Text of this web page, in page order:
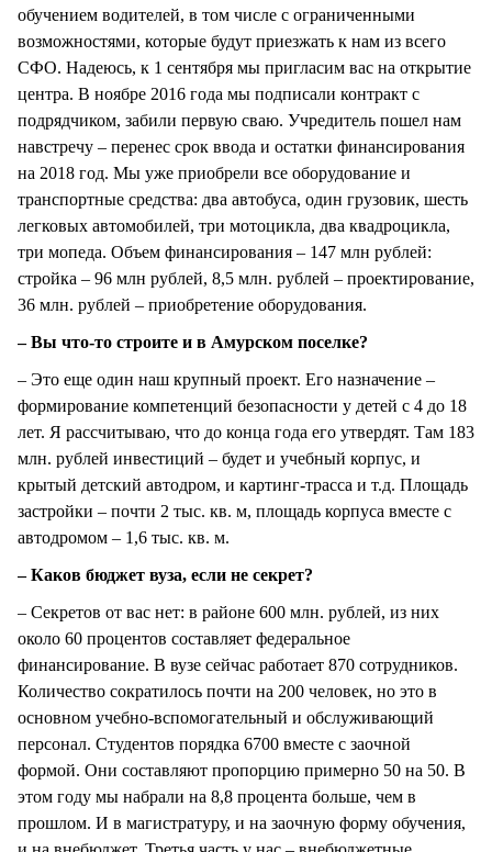
обучением водителей, в том числе с ограниченными
возможностями, которые будут приезжать к нам из всего
СФО. Надеюсь, к 1 сентября мы пригласим вас на открытие
центра. В ноябре 2016 года мы подписали контракт с
подрядчиком, забили первую сваю. Учредитель пошел нам
навстречу – перенес срок ввода и остатки финансирования
на 2018 год. Мы уже приобрели все оборудование и
транспортные средства: два автобуса, один грузовик, шесть
легковых автомобилей, три мотоцикла, два квадроцикла,
три мопеда. Объем финансирования – 147 млн рублей:
стройка – 96 млн рублей, 8,5 млн. рублей – проектирование,
36 млн. рублей – приобретение оборудования.
– Вы что-то строите и в Амурском поселке?
– Это еще один наш крупный проект. Его назначение –
формирование компетенций безопасности у детей с 4 до 18
лет. Я рассчитываю, что до конца года его утвердят. Там 183
млн. рублей инвестиций – будет и учебный корпус, и
крытый детский автодром, и картинг-трасса и т.д. Площадь
застройки – почти 2 тыс. кв. м, площадь корпуса вместе с
автодромом – 1,6 тыс. кв. м.
– Каков бюджет вуза, если не секрет?
– Секретов от вас нет: в районе 600 млн. рублей, из них
около 60 процентов составляет федеральное
финансирование. В вузе сейчас работает 870 сотрудников.
Количество сократилось почти на 200 человек, но это в
основном учебно-вспомогательный и обслуживающий
персонал. Студентов порядка 6700 вместе с заочной
формой. Они составляют пропорцию примерно 50 на 50. В
этом году мы набрали на 8,8 процента больше, чем в
прошлом. И в магистратуру, и на заочную форму обучения,